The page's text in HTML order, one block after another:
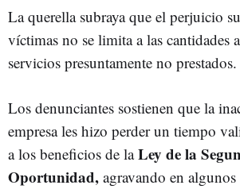
La querella subraya que el perjuicio
víctimas no se limita a las cantidades
servicios presuntamente no prestados.
Los denunciantes sostienen que la
empresa les hizo perder un tiempo
a los beneficios de laLey de la
Oportunidad, agravando en